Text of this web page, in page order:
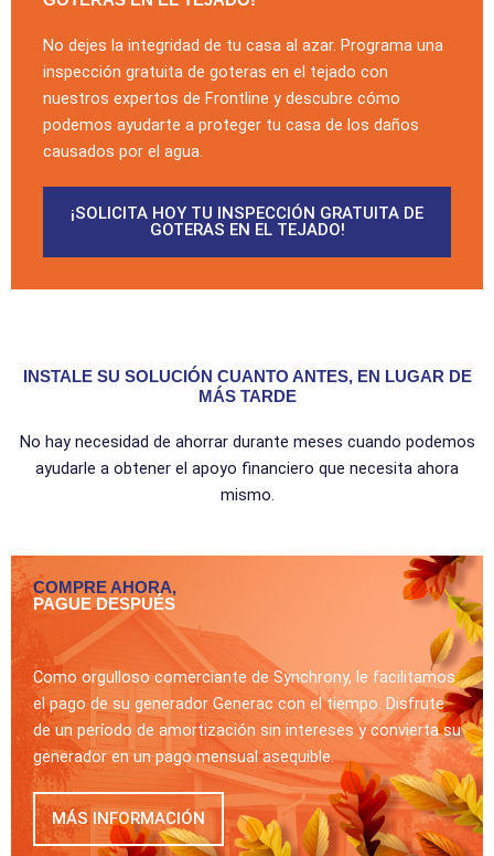
No dejes la integridad de tu casa al azar. Programa una
inspección gratuita de goteras en el tejado con
nuestros expertos de Frontline y descubre cómo
podemos ayudarte a proteger tu casa de los daños
causados por el agua.
¡SOLICITA HOY TU INSPECCIÓN GRATUITA DE
GOTERAS EN EL TEJADO!
INSTALE SU SOLUCIÓN CUANTO ANTES, EN LUGAR DE
MÁS TARDE
No hay necesidad de ahorrar durante meses cuando podemos
ayudarle a obtener el apoyo financiero que necesita ahora
mismo.
COMPRE AHORA,
PAGUE DESPUÉS
Como orgulloso comerciante de Synchrony, le facilitamos
el pago de su generador Generac con el tiempo. Disfrute
de un período de amortización sin intereses y convierta su
generador en un pago mensual asequible.
MÁS INFORMACIÓN